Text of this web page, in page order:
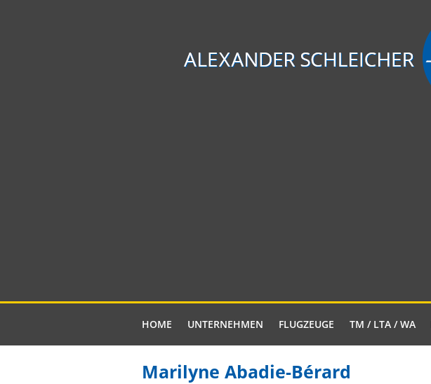
HOME UNTERNEHMEN FLUGZEUGE TM / LTA / WA
Marilyne Abadie-Bérard